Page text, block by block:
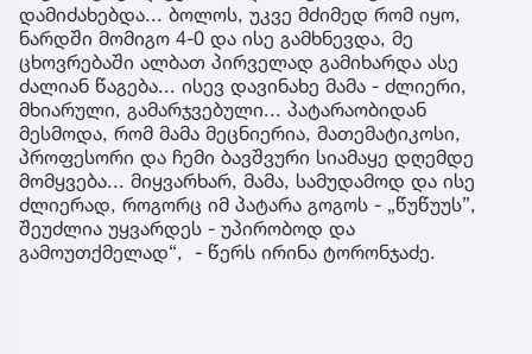
დამიძახებდა... ბოლოს, უკვე მძიმედ რომ იყო,
ნარდში მომიგო 4-0 და ისე გამხნევდა, მე
ცხოვრებაში ალბათ პირველად გამიხარდა ასე
ძალიან წაგება... ისევ დავინახე მამა - ძლიერი,
მხიარული, გამარჯვებული... პატარაობიდან
მესმოდა, რომ მამა მეცნიერია, მათემატიკოსი,
პროფესორი და ჩემი ბავშვური სიამაყე დღემდე
მომყვება... მიყვარხარ, მამა, სამუდამოდ და ისე
ძლიერად, როგორც იმ პატარა გოგოს - „წუწუუს”,
შეუძლია უყვარდეს - უპირობოდ და
გამოუთქმელად“, - წერს ირინა ტორონჯაძე.